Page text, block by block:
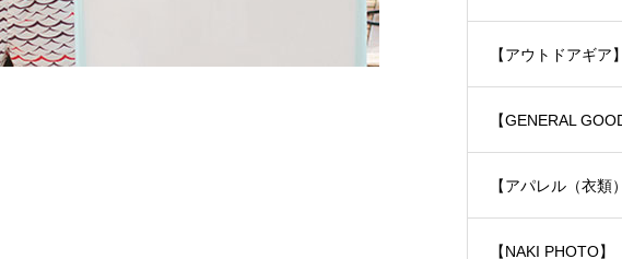
【アウトドアギア】
【GENERAL
【アパレル（衣類
【NAKI PHOTO】